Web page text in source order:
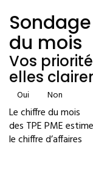
Sondage
du mois
Vos
elles
Oui Non
Le chiffre du mois
des TPE PME
le chiffre d’affaires